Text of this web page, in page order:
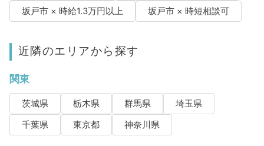
坂戸市 × 時給1.3万円以上
坂戸市 × 時短相談可
近隣のエリアから探す
関東
茨城県 栃木県 群馬県
埼玉県
千葉県
東京都 神奈川県